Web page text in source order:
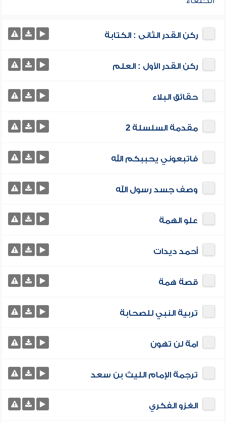
ركن القدر الثانى : الكتابة
ركن القدر الأول : العلم
حقائق البلاء
مقدمة السلسلة 2
فاتبعوني يحببكم الله
وصف جسد رسول الله
علو الهمة
أحمد ديدات
قصة همة
تربية النبي للصحابة
امة لن تهون
ترجمة الإمام الليث بن سعد
الغزو الفكري